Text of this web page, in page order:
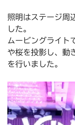
照明はステージ周
した。
ムービングライ
や桜を投影し、動
を行いました。